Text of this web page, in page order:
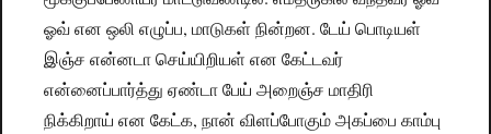
ஓவ் என ஒலி எழுப்ப, மாடுகள் நின்றன. டேய் பொடியள்
இஞ்ச என்னடா செய்யிறியள் என கேட்டவர்
என்னைப்பார்த்து ஏண்டா பேய் அறைஞ்ச மாதிரி
நிக்கிறாய் என கேட்க, நான் விளப்போகும் அகப்பை காம்பு